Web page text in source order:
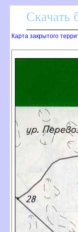
Скачать
Карта закрытого